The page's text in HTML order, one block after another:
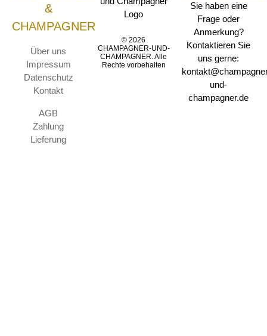
&
CHAMPAGNER
Über uns
Impressum
Datenschutz
Kontakt
AGB
Zahlung
Lieferung
© 2026
CHAMPAGNER-UND-
CHAMPAGNER. Alle
Rechte vorbehalten
Sie haben eine
Frage oder
Anmerkung?
Kontaktieren Sie
uns gerne:
und-
champagner.de